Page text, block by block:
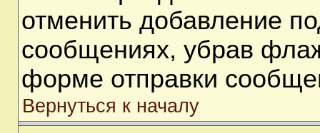
отменить добавление
сообщениях, убрав
форме отправки
Вернуться к началу